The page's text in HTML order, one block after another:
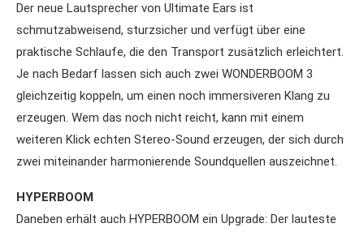
Der neue Lautsprecher von Ultimate Ears ist
schmutzabweisend, sturzsicher und verfügt über eine
praktische Schlaufe, die den Transport zusätzlich erleichtert.
Je nach Bedarf lassen sich auch zwei WONDERBOOM 3
gleichzeitig koppeln, um einen noch immersiveren Klang zu
erzeugen. Wem das noch nicht reicht, kann mit einem
weiteren Klick echten Stereo-Sound erzeugen, der sich durch
zwei miteinander harmonierende Soundquellen auszeichnet.
HYPERBOOM
Daneben erhält auch HYPERBOOM ein Upgrade: Der lauteste